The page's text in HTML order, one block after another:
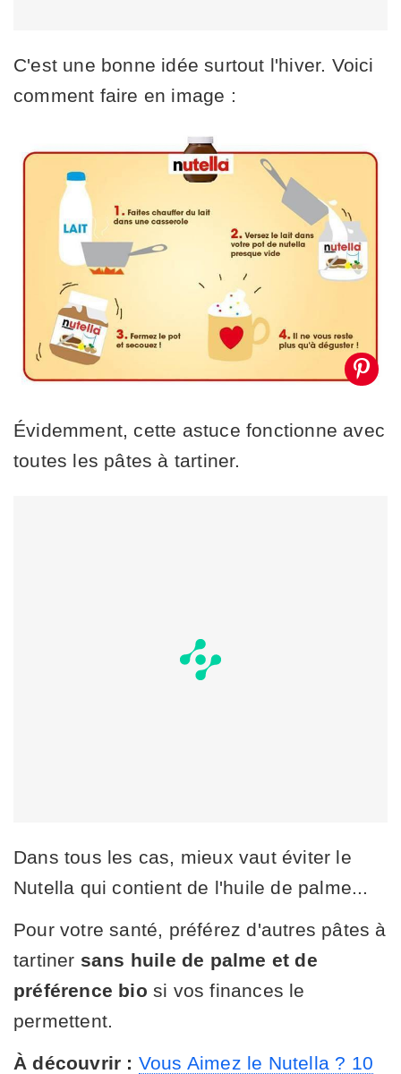
C'est une bonne idée surtout l'hiver. Voici
comment faire en image :
Évidemment, cette astuce fonctionne avec
toutes les pâtes à tartiner.
Dans tous les cas, mieux vaut éviter le
Nutella qui contient de l'huile de palme...
Pour votre santé, préférez d'autres pâtes à
tartiner sans huile de palme et de
préférence bio si vos finances le
permettent.
À découvrir : Vous Aimez le Nutella ? 10